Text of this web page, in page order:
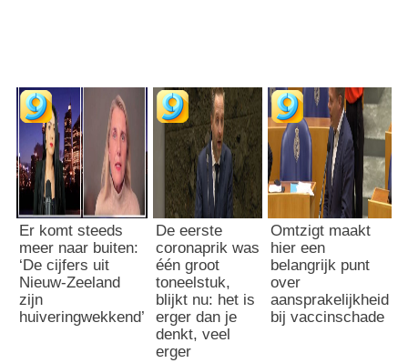
Er komt steeds
meer naar buiten:
‘De cijfers uit
Nieuw-Zeeland
zijn
huiveringwekkend’
De eerste
coronaprik was
één groot
toneelstuk,
blijkt nu: het is
erger dan je
denkt, veel
erger
Omtzigt maakt
hier een
belangrijk punt
over
aansprakelijkheid
bij vaccinschade